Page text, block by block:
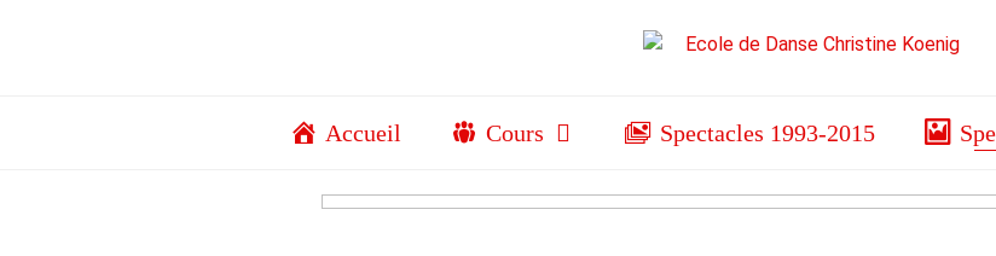
Accueil Cours Spectacles 1993-2015